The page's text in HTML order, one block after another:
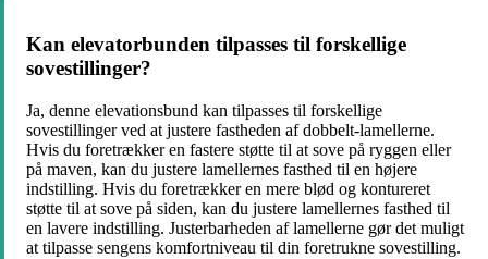
Kan elevatorbunden tilpasses til forskellige
sovestillinger?
Ja, denne elevationsbund kan tilpasses til forskellige
sovestillinger ved at justere fastheden af dobbelt-lamellerne.
Hvis du foretrækker en fastere støtte til at sove på ryggen eller
på maven, kan du justere lamellernes fasthed til en højere
indstilling. Hvis du foretrækker en mere blød og kontureret
støtte til at sove på siden, kan du justere lamellernes fasthed til
en lavere indstilling. Justerbarheden af lamellerne gør det muligt
at tilpasse sengens komfortniveau til din foretrukne sovestilling.